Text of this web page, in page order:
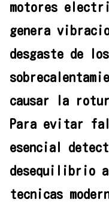
motores
genera
desgaste de
causar la
Para evitar
esencial
desequilibrio
tecnicas